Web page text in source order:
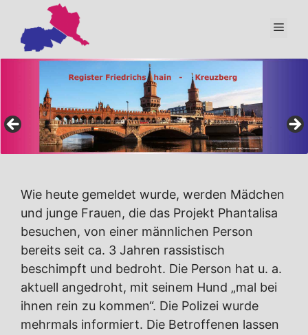
Inhalt
springen
Wie heute gemeldet wurde, werden Mädchen
und junge Frauen, die das Projekt Phantalisa
besuchen, von einer männlichen Person
bereits seit ca. 3 Jahren rassistisch
beschimpft und bedroht. Die Person hat u. a.
aktuell angedroht, mit seinem Hund „mal bei
ihnen rein zu kommen“. Die Polizei wurde
mehrmals informiert. Die Betroffenen lassen